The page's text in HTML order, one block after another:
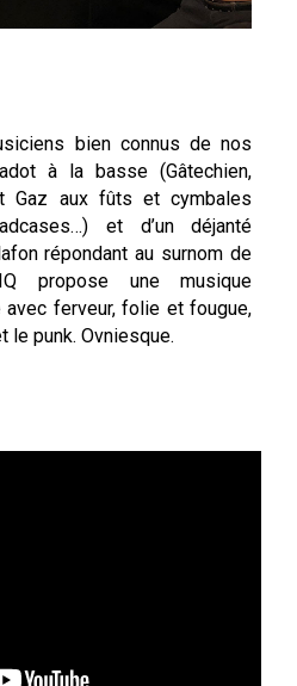
bien connus de nos
à la basse (Gâtechien,
Gaz aux fûts et cymbales
et d’un déjanté
répondant au surnom de
propose une musique
avec ferveur, folie et fougue,
le punk. Ovniesque.